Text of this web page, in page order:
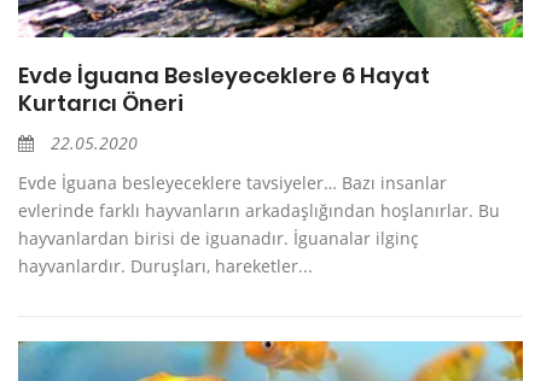
Evde İguana Besleyeceklere 6 Hayat
Kurtarıcı Öneri
22.05.2020
Evde İguana besleyeceklere tavsiyeler… Bazı insanlar
evlerinde farklı hayvanların arkadaşlığından hoşlanırlar. Bu
hayvanlardan birisi de iguanadır. İguanalar ilginç
hayvanlardır. Duruşları, hareketler...